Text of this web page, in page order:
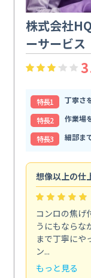
株式会社
ーサービス
特⻑1
丁寧さ
特⻑2
作業場
特⻑3
細部ま
想像以上の仕
コンロの焦げ
うにもならな
まで丁寧にや
ン...
もっと見る